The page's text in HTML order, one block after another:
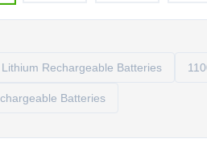
Lithium Rechargeable Batteries
Batteries